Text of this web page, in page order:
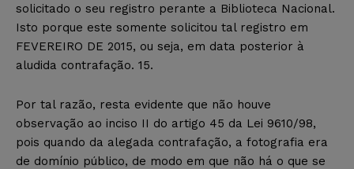
solicitado o seu registro perante a Biblioteca Nacional.
Isto porque este somente solicitou tal registro em
FEVEREIRO DE 2015, ou seja, em data posterior à
aludida contrafação. 15.
Por tal razão, resta evidente que não houve
observação ao inciso II do artigo 45 da Lei 9610/98,
pois quando da alegada contrafação, a fotografia era
de domínio público, de modo em que não há o que se